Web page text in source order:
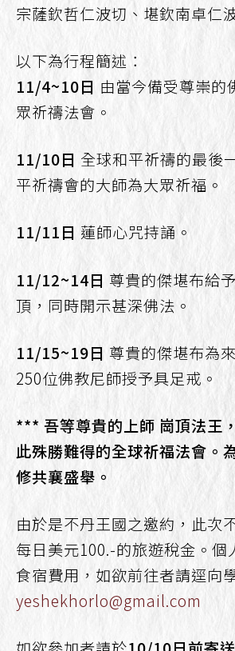
宗薩欽哲仁波切、堪欽南卓仁
以下為行程簡述：
11/4~10日 由當今備受尊崇的
眾祈禱法會。
11/10日 全球和平祈禱的最後
平祈禱會的大師為大眾祈福。
11/11日 蓮師心咒持誦。
11/12~14日 尊貴的傑堪布給
頂，同時開示甚深佛法。
11/15~19日 尊貴的傑堪布為
250位佛教尼師授予具足戒。
*** 吾等尊貴的上師 崗頂法王
此殊勝難得的全球祈福法會。
修共襄盛舉。
由於是不丹王國之邀約，此次
每日美元100.-的旅遊稅金。個
食宿費用，如欲前往者請逕向
yeshekhorlo@gmail.com